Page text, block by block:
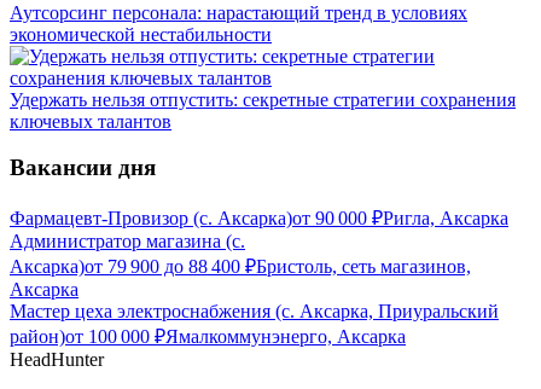
Аутсорсинг персонала: нарастающий тренд в условиях
экономической нестабильности
Удержать нельзя отпустить: секретные стратегии сохранения
ключевых талантов
Вакансии дня
Фармацевт-Провизор (с. Аксарка)от 90 000 ₽Ригла, Аксарка
Администратор магазина (с.
Аксарка)от 79 900 до 88 400 ₽Бристоль, сеть магазинов,
Аксарка
Мастер цеха электроснабжения (с. Аксарка, Приуральский
район)от 100 000 ₽Ямалкоммунэнерго, Аксарка
HeadHunter